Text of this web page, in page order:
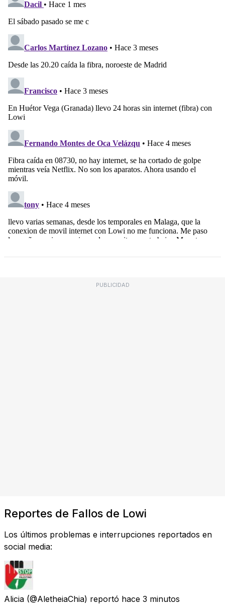
PUBLICIDAD
Reportes de Fallos de Lowi
Los últimos problemas e interrupciones reportados en
social media:
Alicia (@AletheiaChia) reportó hace 3 minutos